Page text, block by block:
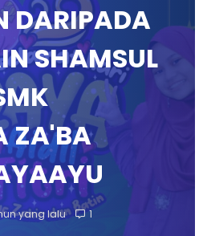
DARIPADA
SHAMSUL
ZA'BA
yang lalu 1